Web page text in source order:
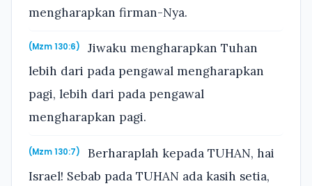
mengharapkan firman-Nya.
(Mzm 130:6)
Jiwaku mengharapkan Tuhan
lebih dari pada pengawal mengharapkan
pagi, lebih dari pada pengawal
mengharapkan pagi.
(Mzm 130:7)
Berharaplah kepada TUHAN, hai
Israel! Sebab pada TUHAN ada kasih setia,